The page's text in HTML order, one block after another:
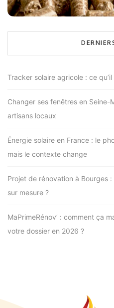
Tracker solaire agricole : ce
Changer ses fenêtres en
artisans locaux
Énergie solaire en France : le
mais le contexte change
Projet de rénovation à Bourges
sur mesure ?
MaPrimeRénov’ : comment ça
votre dossier en 2026 ?